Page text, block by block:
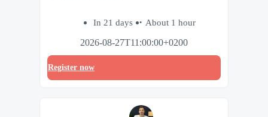
In 21 days
About 1 hour
2026-08-27T11:00:00+0200
Register now